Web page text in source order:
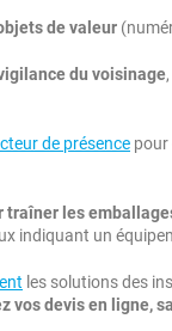
de valeur
du voisinage
de présence pour
traîner les
indiquant un
les solutions des
vos devis en ligne,